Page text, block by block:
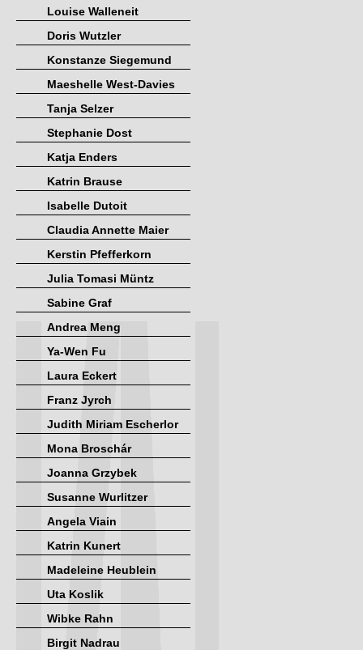
Louise Walleneit
Doris Wutzler
Konstanze Siegemund
Maeshelle West-Davies
Tanja Selzer
Stephanie Dost
Katja Enders
Katrin Brause
Isabelle Dutoit
Claudia Annette Maier
Kerstin Pfefferkorn
Julia Tomasi Müntz
Sabine Graf
Andrea Meng
Ya-Wen Fu
Laura Eckert
Franz Jyrch
Judith Miriam Escherlor
Mona Broschár
Joanna Grzybek
Susanne Wurlitzer
Angela Viain
Katrin Kunert
Madeleine Heublein
Uta Koslik
Wibke Rahn
Birgit Nadrau